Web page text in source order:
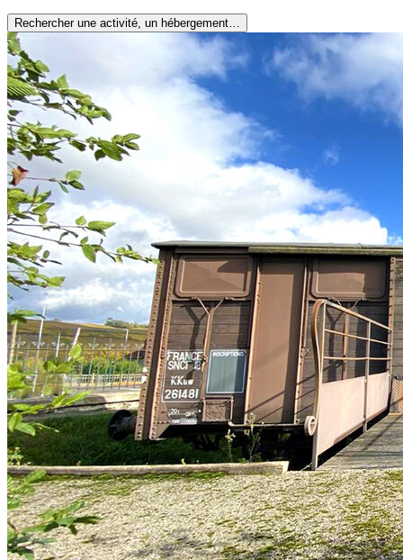
Rechercher une activité, un hébergement…